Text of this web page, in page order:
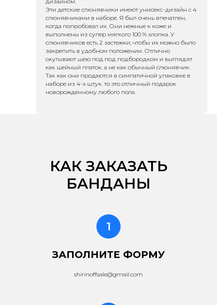
Эти детские слюнявчики имеют унисекс-дизайн с 4
слюнявчиками в наборе. Я был очень впечатлен,
когда попробовал их. Они нежные к коже и
выполнены из супер мягкого 100 % хлопка. У
слюнявчиков есть 2 застежки, чтобы их можно было
закрепить в удобном положении. Отлично
окутывают шею под под подбородком и выглядят
как шейный платок. а не как обычный слюнявчик.
Так как они продаются в симпатичной упаковке в
наборе из 4-х штук. то это отличный подарок
новорожденному любого пола.
КАК ЗАКАЗАТЬ
БАНДАНЫ
ЗАПОЛНИТЕ ФОРМУ
shirinoffsale@gmail.com